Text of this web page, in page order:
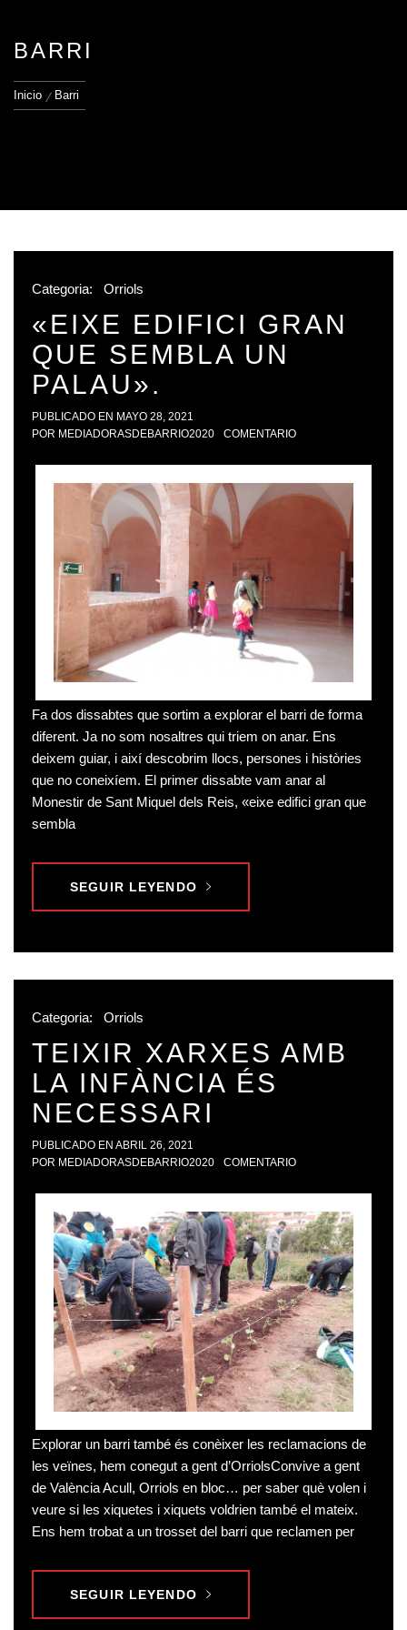
BARRI
Inicio Barri
Categoria: Orriols
«EIXE EDIFICI GRAN
QUE SEMBLA UN
PALAU».
PUBLICADO EN MAYO 28, 2021
POR MEDIADORASDEBARRIO2020 COMENTARIO
Fa dos dissabtes que sortim a explorar el barri de forma
diferent. Ja no som nosaltres qui triem on anar. Ens
deixem guiar, i així descobrim llocs, persones i històries
que no coneixíem. El primer dissabte vam anar al
Monestir de Sant Miquel dels Reis, «eixe edifici gran que
sembla
SEGUIR LEYENDO
Categoria: Orriols
TEIXIR XARXES AMB
LA INFÀNCIA ÉS
NECESSARI
PUBLICADO EN ABRIL 26, 2021
POR MEDIADORASDEBARRIO2020 COMENTARIO
Explorar un barri també és conèixer les reclamacions de
les veïnes, hem conegut a gent d’OrriolsConvive a gent
de València Acull, Orriols en bloc… per saber què volen i
veure si les xiquetes i xiquets voldrien també el mateix.
Ens hem trobat a un trosset del barri que reclamen per
SEGUIR LEYENDO